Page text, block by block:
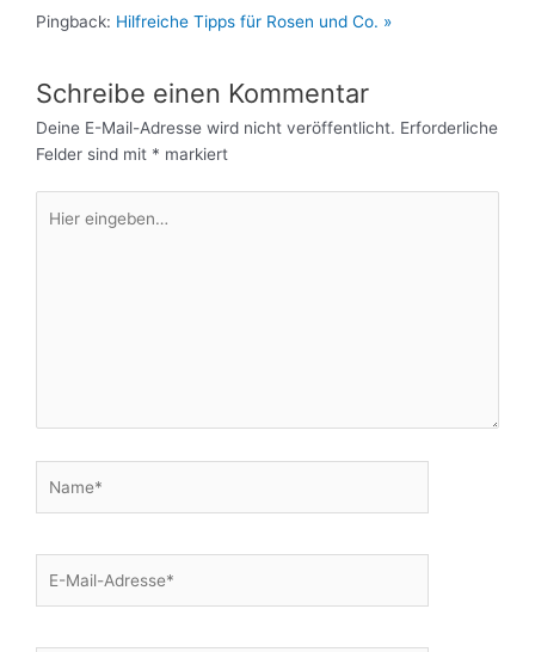
Pingback: Hilfreiche Tipps für Rosen und Co. »
Schreibe einen Kommentar
Deine E-Mail-Adresse wird nicht veröffentlicht. Erforderliche
Felder sind mit * markiert
eingeben…
Mail-